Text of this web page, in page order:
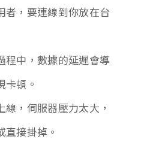
者，要連線到你放在台
程中，數據的延遲會導
卡頓。
線，伺服器壓力太大，
直接掛掉。